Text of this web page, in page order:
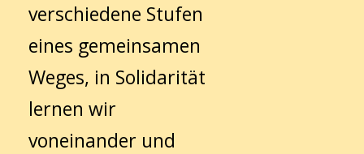
verschiedene Stufen
eines gemeinsamen
Weges, in Solidarität
lernen wir
voneinander und